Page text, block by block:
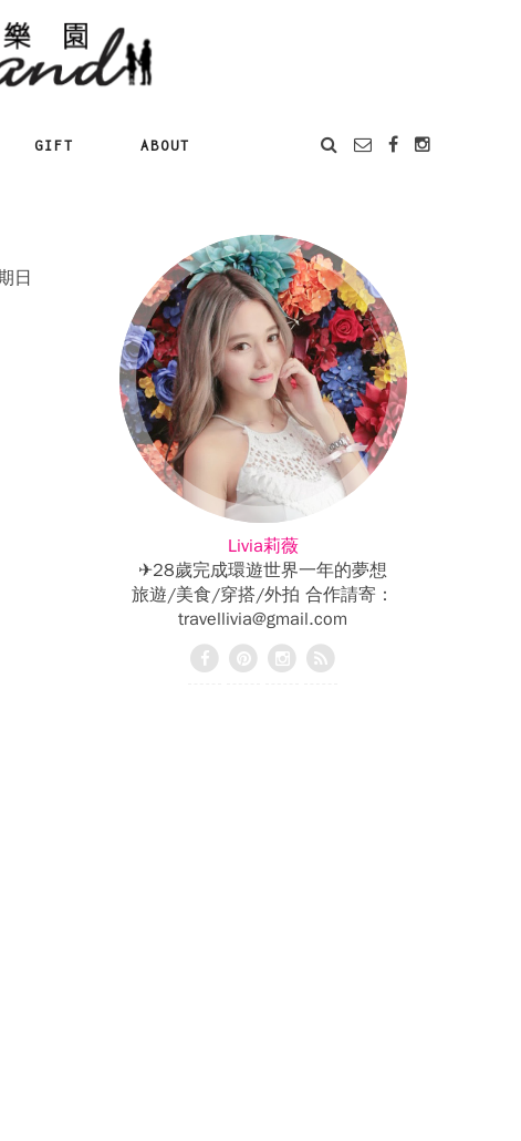
GIFT ABOUT
日
Livia莉薇
✈28歲完成環遊世界一年的夢想
旅遊/美食/穿搭/外拍 合作請寄：
travellivia@gmail.com